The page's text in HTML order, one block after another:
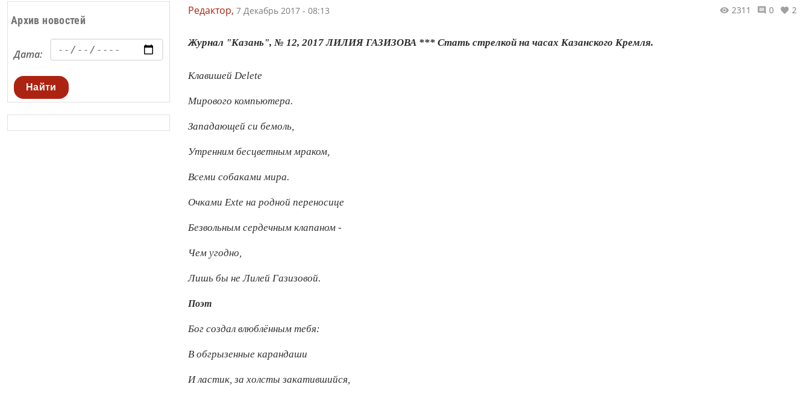
Архив новостей
Дата:
Найти
Редактор, 7 Декабрь 2017 - 08:13 2311 0 2
Журнал "Казань", № 12, 2017 ЛИЛИЯ ГАЗИЗОВА *** Стать стрелкой на часах Казанского Кремля.
Клавишей Delete
Мирового компьютера.
Западающей си бемоль,
Утренним бесцветным мраком,
Всеми собаками мира.
Очками Exte на родной переносице
Безвольным сердечным клапаном -
Чем угодно,
Лишь бы не Лилей Газизовой.
Поэт
Бог создал влюблённым тебя:
В обгрызенные карандаши
И ластик, за холсты закатившийся,